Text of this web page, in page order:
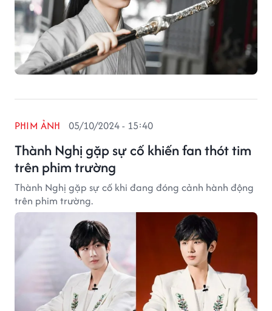
Thành Nghị gặp sự cố khiến fan thót tim
trên phim trường
PHIM ẢNH 05/10/2024 - 15:40
Thành Nghị gặp sự cố khi đang đóng cảnh hành động
trên phim trường.